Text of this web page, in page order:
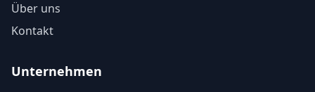
Über uns
Kontakt
Unternehmen